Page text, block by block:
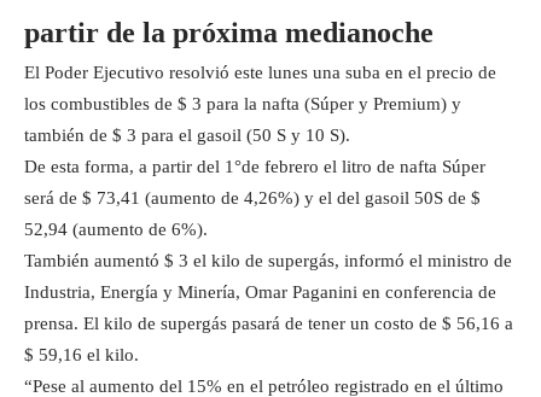
partir de la próxima medianoche
El Poder Ejecutivo resolvió este lunes una suba en el precio de
los combustibles de $ 3 para la nafta (Súper y Premium) y
también de $ 3 para el gasoil (50 S y 10 S).
De esta forma, a partir del 1°de febrero el litro de nafta Súper
será de $ 73,41 (aumento de 4,26%) y el del gasoil 50S de $
52,94 (aumento de 6%).
También aumentó $ 3 el kilo de supergás, informó el ministro de
Industria, Energía y Minería, Omar Paganini en conferencia de
prensa. El kilo de supergás pasará de tener un costo de $ 56,16 a
$ 59,16 el kilo.
“Pese al aumento del 15% en el petróleo registrado en el último